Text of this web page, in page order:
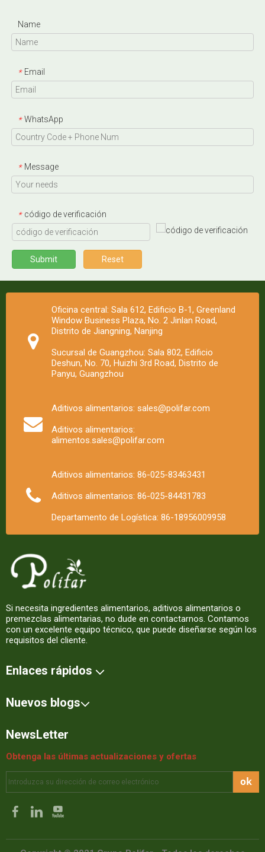
Name
* Email
* WhatsApp
* Message
* código de verificación
Submit Reset
Oficina central: Sala 612, Edificio B-1, Greenland
Window Business Plaza, No. 2 Jinlan Road,
Distrito de Jiangning, Nanjing
Sucursal de Guangzhou: Sala 802, Edificio
Deshun, No. 70, Huizhi 3rd Road, Distrito de
Panyu, Guangzhou
Aditivos alimentarios: sales@polifar.com
Aditivos alimentarios:
alimentos.sales@polifar.com
Aditivos alimentarios: 86-025-83463431
Aditivos alimentarios: 86-025-84431783
Departamento de Logística: 86-18956009958
Si necesita ingredientes alimentarios, aditivos alimentarios o
premezclas alimentarias, no dude en contactarnos. Contamos
con un excelente equipo técnico, que puede diseñarse según los
requisitos del cliente.
Enlaces rápidos
Nuevos blogs
NewsLetter
Obtenga las últimas actualizaciones y ofertas
ok